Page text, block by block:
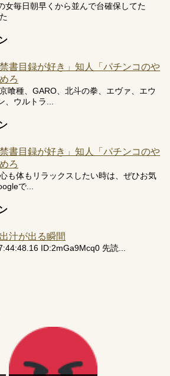
女毎日朝早くから並んで台確保してた
書目録が好き」知人「パチンコのや
ろ
喰種、GARO、北斗の拳、エヴァ、エウ
、ウルトラ...
書目録が好き」知人「パチンコのや
ろ
も体もリラックスしたい時は、ぜひお気
で...
汁が出る瞬間
ID:2mGa9Mcq0 先読...